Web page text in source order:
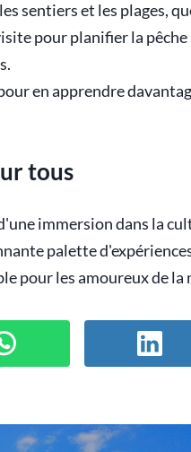
sentiers et les plages,
pour planifier la
en apprendre
tous
immersion dans la
palette
pour les amoureux de la